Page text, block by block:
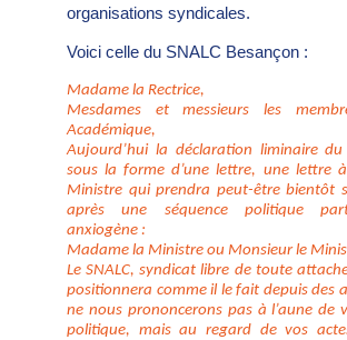
organisations syndicales.
Voici celle du SNALC Besançon :
Madame la Rectrice,
Mesdames et messieurs les
Académique,
Aujourd’hui la déclaration liminaire du
sous la forme d’une lettre, une lettre
Ministre qui prendra peut-être bientôt
après une séquence politique
anxiogène :
Madame la Ministre ou Monsieur le
Le SNALC, syndicat libre de toute
positionnera comme il le fait depuis des
ne nous prononcerons pas à l’aune de
politique, mais au regard de vos